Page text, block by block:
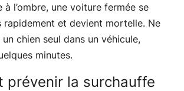
à l’ombre, une voiture fermée se
rapidement et devient mortelle. Ne
chien seul dans un véhicule,
minutes.
prévenir la surchauffe